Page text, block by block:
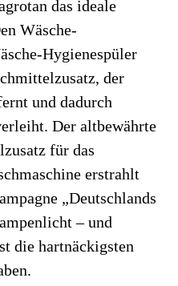
das ideale
Wäsche-
Hygienespüler
der
und dadurch
Der altbewährte
für das
erstrahlt
„Deutschlands
– und
die hartnäckigsten